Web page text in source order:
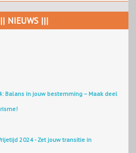
NIEUWS |||
Balans in jouw bestemming – Maak deel
2024 - Zet jouw transitie in